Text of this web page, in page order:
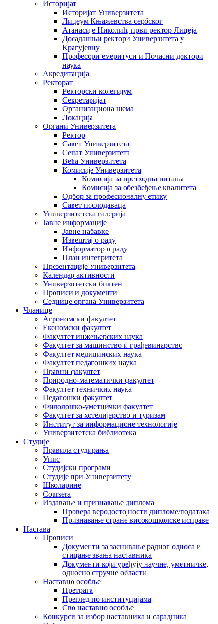
Историјат
Историјат Универзитета
Лицеум Књажевства сербског
Атанасије Николић, први ректор Лицеја
Досадашњи ректори Универзитета у
Крагујевцу
Професори емеритуси и Почасни доктори
наука
Акредитација
Ректорат
Ректорски колегијум
Секретаријат
Организациона шема
Локација
Органи Универзитета
Ректор
Савет Универзитета
Сенат Универзитета
Већа Универзитета
Комисије Универзитета
Комисија за претходна питања
Комисија за обезбеђење квалитета
Одбор за професионалну етику
Савет послодаваца
Универзитетска галерија
Јавне информације
Јавне набавке
Извештај о раду
Информатор о раду
План интегритета
Презентације Универзитета
Календар активности
Универзитетски билтен
Прописи и документи
Седнице органа Универзитета
Чланице
Агрономски факултет
Економски факултет
Факултет инжењерских наука
Факултет за машинство и грађевинарство
Факултет медицинских наука
Факултет педагошких наука
Правни факултет
Природно-математички факултет
Факултет техничких наука
Педагошки факултет
Филолошко-уметнички факултет
Факултет за хотелијерство и туризам
Институт за информационе технологије
Универзитетска библиотека
Студије
Правила студирања
Упис
Студијски програми
Студије при Универзитету
Школарине
Coursera
Издавање и признавање диплома
Провера веродостојности дипломе/података
Признавање стране високошколске исправе
Настава
Прописи
Документи за заснивање радног односа и
стицање звања наставника
Документи који уређују научне, уметничке,
односно стручне области
Наставно особље
Претрага
Преглед по институцијама
Сво наставно особље
Конкурси за избор наставника и сарадника